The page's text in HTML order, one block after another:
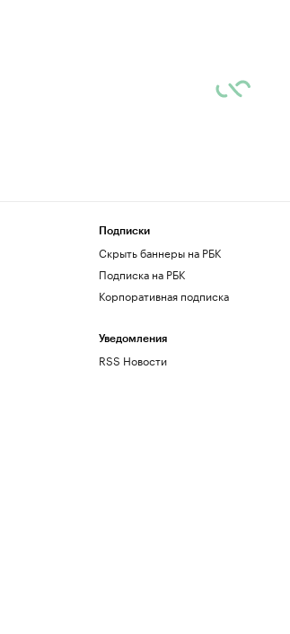
Подписки
Скрыть баннеры на РБК
Подписка на РБК
Корпоративная подписка
Уведомления
RSS Новости